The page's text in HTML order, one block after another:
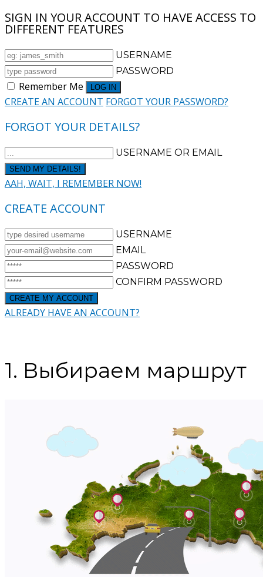
SIGN IN YOUR ACCOUNT TO HAVE ACCESS TO
DIFFERENT FEATURES
USERNAME
PASSWORD
Remember Me
CREATE AN ACCOUNT FORGOT YOUR PASSWORD?
FORGOT YOUR DETAILS?
USERNAME OR EMAIL
AAH, WAIT, I REMEMBER NOW!
CREATE ACCOUNT
USERNAME
EMAIL
PASSWORD
CONFIRM PASSWORD
ALREADY HAVE AN ACCOUNT?
1. Выбираем маршрут